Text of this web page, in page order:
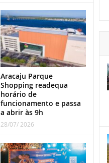
Aracaju Parque
Shopping readequa
horário de
funcionamento e passa
a abrir às 9h
28/07/ 2026